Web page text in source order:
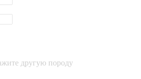
другую породу